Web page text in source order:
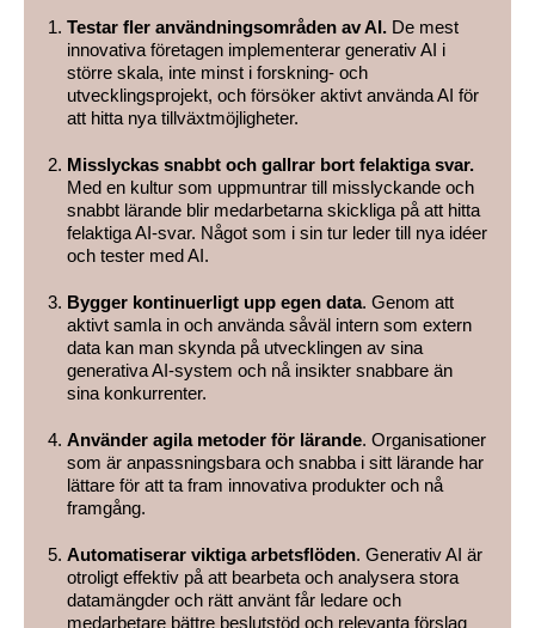
Testar fler användningsområden av AI. De mest
innovativa företagen implementerar generativ AI i
större skala, inte minst i forskning- och
utvecklingsprojekt, och försöker aktivt använda AI för
att hitta nya tillväxtmöjligheter.
Misslyckas snabbt och gallrar bort felaktiga svar.
Med en kultur som uppmuntrar till misslyckande och
snabbt lärande blir medarbetarna skickliga på att hitta
felaktiga AI-svar. Något som i sin tur leder till nya idéer
och tester med AI.
Bygger kontinuerligt upp egen data. Genom att
aktivt samla in och använda såväl intern som extern
data kan man skynda på utvecklingen av sina
generativa AI-system och nå insikter snabbare än
sina konkurrenter.
Använder agila metoder för lärande. Organisationer
som är anpassningsbara och snabba i sitt lärande har
lättare för att ta fram innovativa produkter och nå
framgång.
Automatiserar viktiga arbetsflöden. Generativ AI är
otroligt effektiv på att bearbeta och analysera stora
datamängder och rätt använt får ledare och
medarbetare bättre beslutstöd och relevanta förslag